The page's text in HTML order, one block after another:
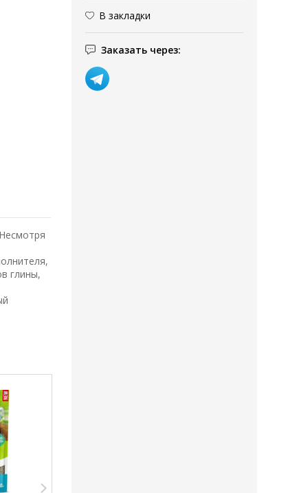
В закладки
Заказать через:
глины,